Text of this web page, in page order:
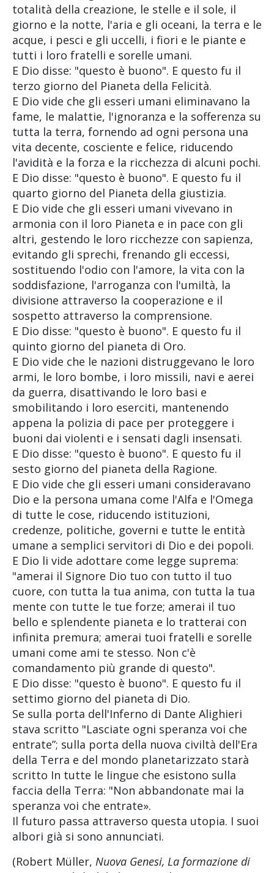
totalità della creazione, le stelle e il sole, il
giorno e la notte, l'aria e gli oceani, la terra e le
acque, i pesci e gli uccelli, i fiori e le piante e
tutti i loro fratelli e sorelle umani.
E Dio disse: "questo è buono". E questo fu il
terzo giorno del Pianeta della Felicità.
E Dio vide che gli esseri umani eliminavano la
fame, le malattie, l'ignoranza e la sofferenza su
tutta la terra, fornendo ad ogni persona una
vita decente, cosciente e felice, riducendo
l'avidità e la forza e la ricchezza di alcuni pochi.
E Dio disse: "questo è buono". E questo fu il
quarto giorno del Pianeta della giustizia.
E Dio vide che gli esseri umani vivevano in
armonia con il loro Pianeta e in pace con gli
altri, gestendo le loro ricchezze con sapienza,
evitando gli sprechi, frenando gli eccessi,
sostituendo l'odio con l'amore, la vita con la
soddisfazione, l'arroganza con l'umiltà, la
divisione attraverso la cooperazione e il
sospetto attraverso la comprensione.
E Dio disse: "questo è buono". E questo fu il
quinto giorno del pianeta di Oro.
E Dio vide che le nazioni distruggevano le loro
armi, le loro bombe, i loro missili, navi e aerei
da guerra, disattivando le loro basi e
smobilitando i loro eserciti, mantenendo
appena la polizia di pace per proteggere i
buoni dai violenti e i sensati dagli insensati.
E Dio disse: "questo è buono". E questo fu il
sesto giorno del pianeta della Ragione.
E Dio vide che gli esseri umani consideravano
Dio e la persona umana come l'Alfa e l'Omega
di tutte le cose, riducendo istituzioni,
credenze, politiche, governi e tutte le entità
umane a semplici servitori di Dio e dei popoli.
E Dio li vide adottare come legge suprema:
"amerai il Signore Dio tuo con tutto il tuo
cuore, con tutta la tua anima, con tutta la tua
mente con tutte le tue forze; amerai il tuo
bello e splendente pianeta e lo tratterai con
infinita premura; amerai tuoi fratelli e sorelle
umani come ami te stesso. Non c'è
comandamento più grande di questo".
E Dio disse: "questo è buono". E questo fu il
settimo giorno del pianeta di Dio.
Se sulla porta dell'Inferno di Dante Alighieri
stava scritto "Lasciate ogni speranza voi che
entrate”; sulla porta della nuova civiltà dell'Era
della Terra e del mondo planetarizzato starà
scritto In tutte le lingue che esistono sulla
faccia della Terra: "Non abbandonate mai la
speranza voi che entrate».
Il futuro passa attraverso questa utopia. I suoi
albori già si sono annunciati.
(Robert Müller, Nuova Genesi, La formazione di